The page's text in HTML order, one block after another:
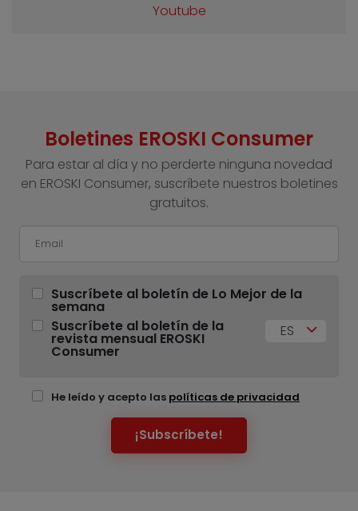
Youtube
Boletines EROSKI Consumer
Para estar al día y no perderte ninguna novedad
en EROSKI Consumer, suscríbete nuestros boletines
gratuitos.
Suscríbete al boletín de Lo Mejor de la
semana
Suscríbete al boletín de la
revista mensual EROSKI
Consumer
ES
He leído y acepto las políticas de privacidad
¡Subscríbete!